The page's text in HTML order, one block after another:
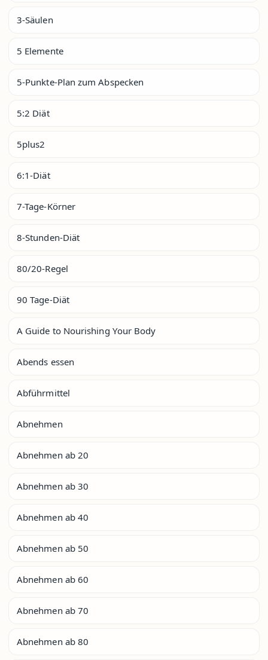
3-Säulen
5 Elemente
5-Punkte-Plan zum Abspecken
5:2 Diät
5plus2
6:1-Diät
7-Tage-Körner
8-Stunden-Diät
80/20-Regel
90 Tage-Diät
A Guide to Nourishing Your Body
Abends essen
Abführmittel
Abnehmen
Abnehmen ab 20
Abnehmen ab 30
Abnehmen ab 40
Abnehmen ab 50
Abnehmen ab 60
Abnehmen ab 70
Abnehmen ab 80